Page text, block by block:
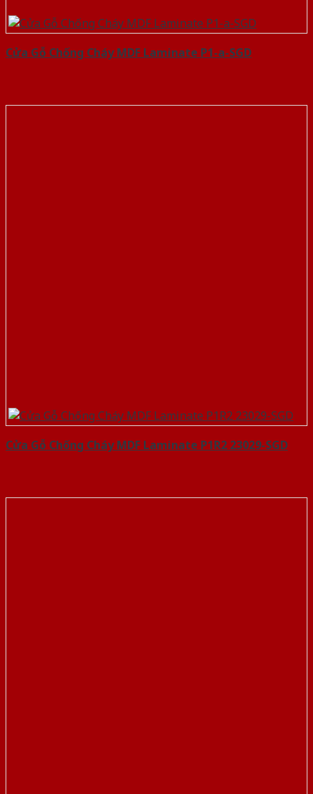
Cửa Gỗ Chống Cháy MDF Laminate P1-a-SGD
Cửa Gỗ Chống Cháy MDF Laminate P1R2 23029-SGD